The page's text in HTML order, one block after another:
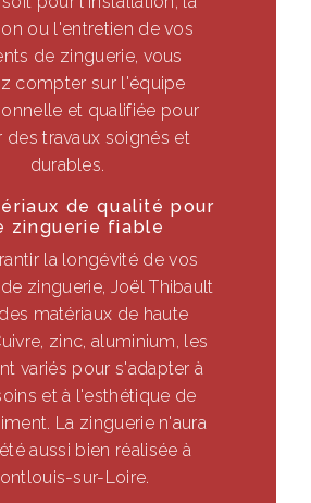
ou l'entretien de vos
de zinguerie, vous
compter sur l'équipe
et qualifiée pour
des travaux soignés et
durables.
de qualité pour
zinguerie fiable
la longévité de vos
zinguerie, Joël Thibault
matériaux de haute
zinc, aluminium, les
variés pour s'adapter à
et à l'esthétique de
La zinguerie n'aura
aussi bien réalisée à
sur-Loire.